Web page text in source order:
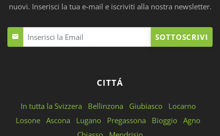
nuovi. Inserisci la tua e-mail e iscriviti alla nostra newsletter.
SOTTOSCRIVI
CITTÁ
In tutta la Svizzera Bellinzona Giubiasco
Locarno
Losone Ascona Lugano Pregassona Bioggio Agno